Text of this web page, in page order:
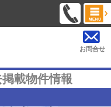
お問合せ
載物件情報